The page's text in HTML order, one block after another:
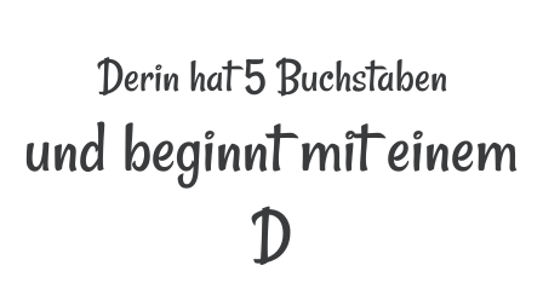
Derin hat 5 Buchstaben
und beginnt mit einem
D